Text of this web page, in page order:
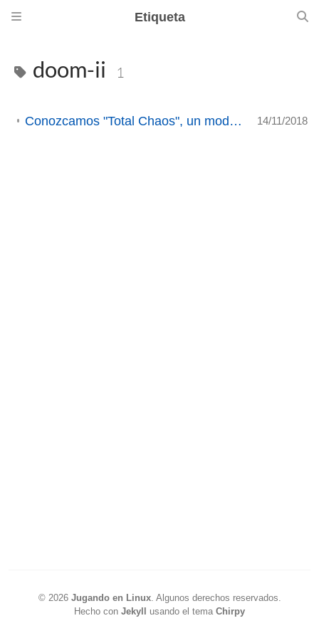
Etiqueta
doom-ii 1
Conozcamos "Total Chaos", un mod completo de DOOM II 14/11/2018
© 2026 Jugando en Linux. Algunos derechos reservados.
Hecho con Jekyll usando el tema Chirpy